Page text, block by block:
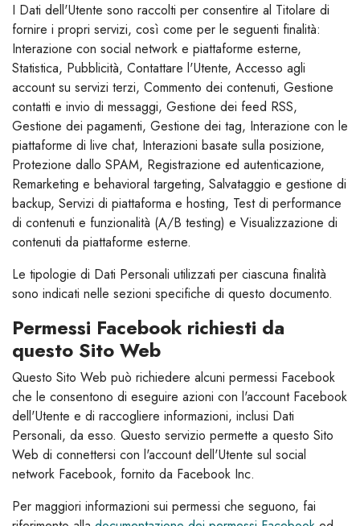
I Dati dell'Utente sono raccolti per consentire al Titolare di
fornire i propri servizi, così come per le seguenti finalità:
Interazione con social network e piattaforme esterne,
Statistica, Pubblicità, Contattare l'Utente, Accesso agli
account su servizi terzi, Commento dei contenuti, Gestione
contatti e invio di messaggi, Gestione dei feed RSS,
Gestione dei pagamenti, Gestione dei tag, Interazione con le
piattaforme di live chat, Interazioni basate sulla posizione,
Protezione dallo SPAM, Registrazione ed autenticazione,
Remarketing e behavioral targeting, Salvataggio e gestione di
backup, Servizi di piattaforma e hosting, Test di performance
di contenuti e funzionalità (A/B testing) e Visualizzazione di
contenuti da piattaforme esterne.
Le tipologie di Dati Personali utilizzati per ciascuna finalità
sono indicati nelle sezioni specifiche di questo documento.
Permessi Facebook richiesti da
questo Sito Web
Questo Sito Web può richiedere alcuni permessi Facebook
che le consentono di eseguire azioni con l'account Facebook
dell'Utente e di raccogliere informazioni, inclusi Dati
Personali, da esso. Questo servizio permette a questo Sito
Web di connettersi con l'account dell'Utente sul social
network Facebook, fornito da Facebook Inc.
Per maggiori informazioni sui permessi che seguono, fai